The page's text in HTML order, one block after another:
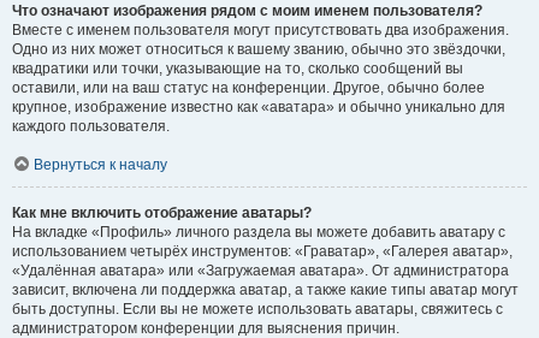
Что означают изображения рядом с моим именем пользователя?
Вместе с именем пользователя могут присутствовать два изображения.
Одно из них может относиться к вашему званию, обычно это звёздочки,
квадратики или точки, указывающие на то, сколько сообщений вы
оставили, или на ваш статус на конференции. Другое, обычно более
крупное, изображение известно как «аватара» и обычно уникально для
каждого пользователя.
Вернуться к началу
Как мне включить отображение аватары?
На вкладке «Профиль» личного раздела вы можете добавить аватару с
использованием четырёх инструментов: «Граватар», «Галерея аватар»,
«Удалённая аватара» или «Загружаемая аватара». От администратора
зависит, включена ли поддержка аватар, а также какие типы аватар могут
быть доступны. Если вы не можете использовать аватары, свяжитесь с
администратором конференции для выяснения причин.